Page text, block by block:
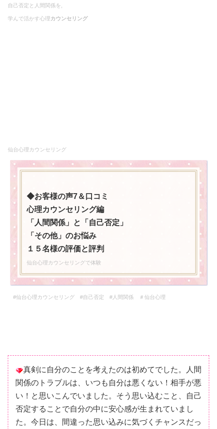
自己否定と人間関係を,
学んで活かす心理カウンセリング
仙台心理カウンセリング
◆お客様の声7＆口コミ
心理カウンセリング編
「人間関係」と「 自己否定」
「その他」のお悩み
１５名様の評価と評判
仙台心理カウンセリングで体験
#仙台心理カウンセリング #自己否定 #人間関係 ＃仙台心理
真剣に自分のことを考えたのは初めてでした。人間
関係のトラブルは、いつも自分は悪くない！相手が悪
い！と思いこんでいました。そう思い込むこと、自己
否定することで自分の中に安心感が生まれていまし
た。今日は、間違った思い込みに気づくチャンスだっ